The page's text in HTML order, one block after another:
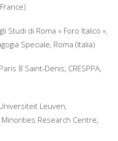
Studi di Roma « Foro Italico »,
Speciale, Roma (Italia)
8 Saint-Denis, CRESPPA,
Leuven,
Research Centre,